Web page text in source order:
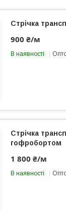
Стрічка
900 ₴/м
В наявності
Стрічка
гофробортом
1 800 ₴/м
В наявності